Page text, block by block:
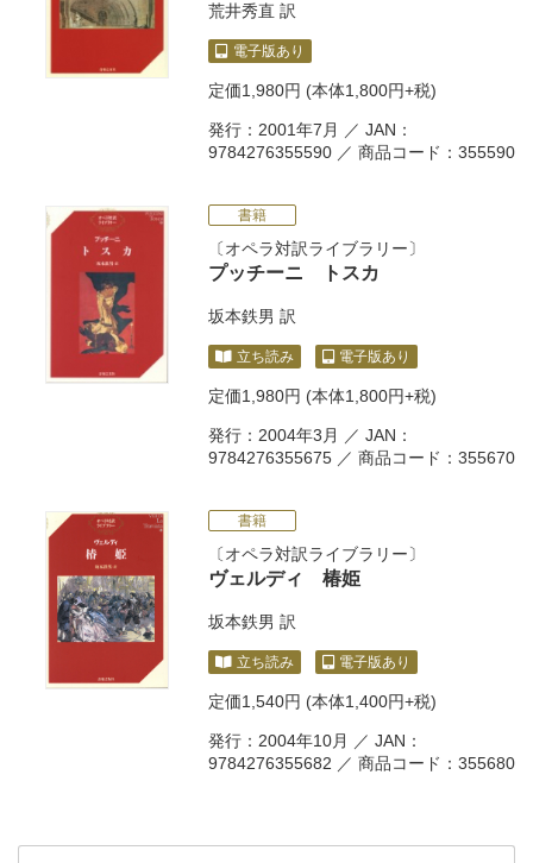
荒井秀直 訳
電子版あり
定価1,980円 (本体1,800円+税)
発行：2001年7月 ／ JAN：
9784276355590 ／ 商品コード：355590
書籍
オペラ対訳ライブラリー
プッチーニ トスカ
坂本鉄男 訳
立ち読み 電子版あり
定価1,980円 (本体1,800円+税)
発行：2004年3月 ／ JAN：
9784276355675 ／ 商品コード：355670
書籍
オペラ対訳ライブラリー
ヴェルディ 椿姫
坂本鉄男 訳
立ち読み 電子版あり
定価1,540円 (本体1,400円+税)
発行：2004年10月 ／ JAN：
9784276355682 ／ 商品コード：355680